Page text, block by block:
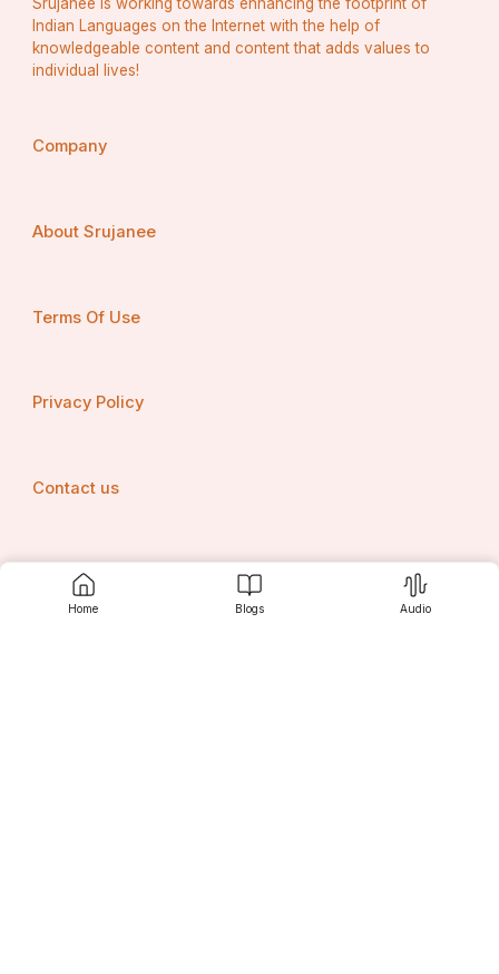
Home Blogs Audio
Indian Languages on the Internet with the help of
knowledgeable content and content that adds values to
individual lives!
Company
About Srujanee
Terms Of Use
Privacy Policy
Contact us
Srujanee